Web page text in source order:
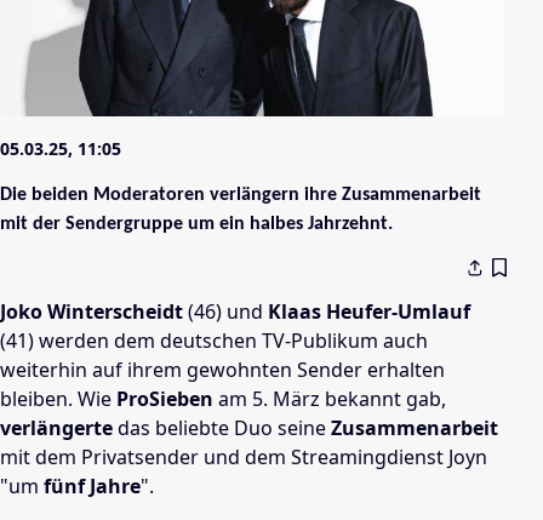
05.03.25, 11:05
Die beiden Moderatoren verlängern ihre Zusammenarbeit
mit der Sendergruppe um ein halbes Jahrzehnt.
Joko Winterscheidt(46) und Klaas Heufer-Umlauf
(41) werden dem deutschen TV-Publikum auch
weiterhin auf ihrem gewohnten Sender erhalten
bleiben. Wie ProSieben am 5. März bekannt gab,
verlängertedas beliebte Duo seineZusammenarbeit
mit dem Privatsender und dem Streamingdienst Joyn
"um fünf Jahre".